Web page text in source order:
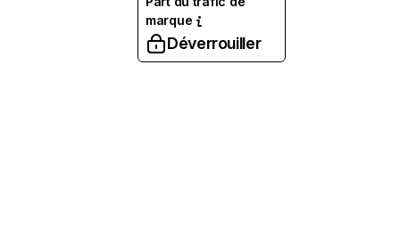
marque
Déverrouiller